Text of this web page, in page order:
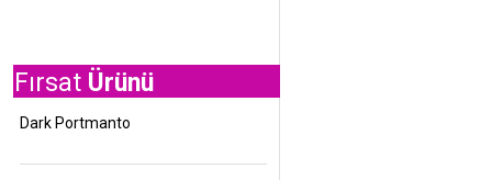
Ürünü
Dark Portmanto